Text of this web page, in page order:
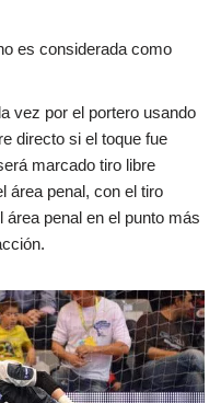
es considerada como
vez por el portero usando
directo si el toque fue
marcado tiro libre
área penal, con el tiro
penal en el punto más